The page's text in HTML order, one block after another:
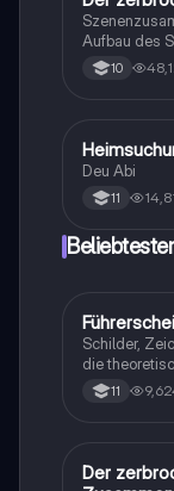
Aufbau des
10
Deutsch
Deu Abi
11
Lerntipps
Schilder,
die
11
Deutsch
Der